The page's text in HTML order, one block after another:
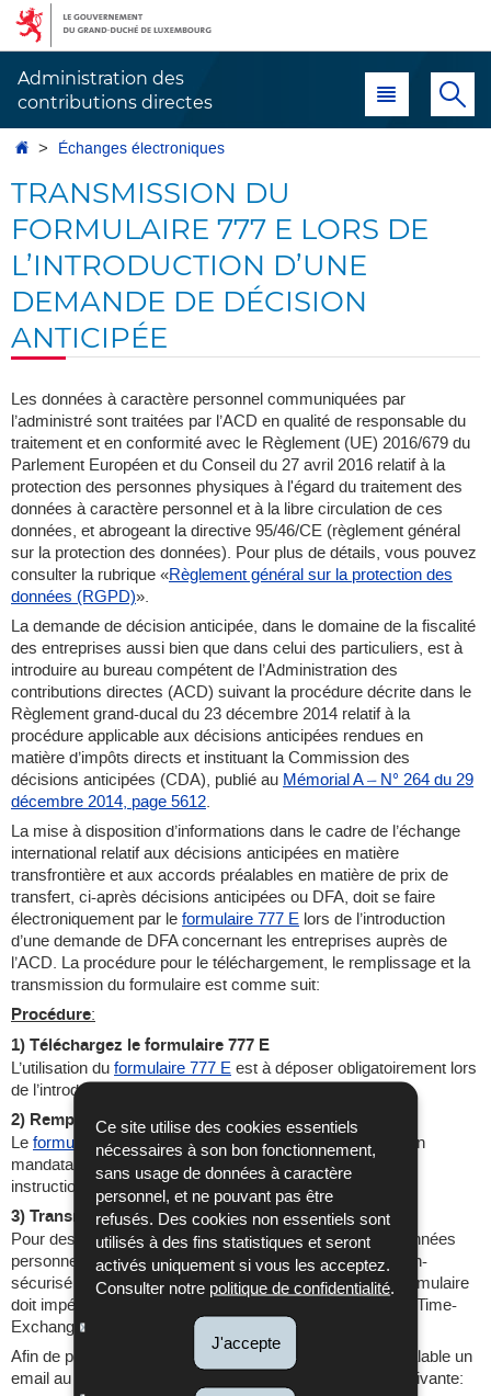
Ce site utilise des cookies essentiels
nécessaires à son bon fonctionnement,
sans usage de données à caractère
personnel, et ne pouvant pas être
refusés. Des cookies non essentiels sont
utilisés à des fins statistiques et seront
activés uniquement si vous les acceptez.
Consulter notre politique de confidentialité
J'accepte
Aller
navigation
Aller
au
Administration des
contributions directes
Menu principal
AccueilÉchanges électroniques
TRANSMISSION DU
FORMULAIRE 777 E LORS DE
L’INTRODUCTION D’UNE
DEMANDE DE DÉCISION
ANTICIPÉE
Les données à caractère personnel communiquées par
l’administré sont traitées par l’ACD en qualité de responsable du
traitement et en conformité avec le Règlement (UE) 2016/679 du
Parlement Européen et du Conseil du 27 avril 2016 relatif à la
protection des personnes physiques à l'égard du traitement des
données à caractère personnel et à la libre circulation de ces
données, et abrogeant la directive 95/46/CE (règlement général
sur la protection des données). Pour plus de détails, vous pouvez
consulter la rubrique «Règlement général sur la protection des
données (RGPD)».
La demande de décision anticipée, dans le domaine de la fiscalité
des entreprises aussi bien que dans celui des particuliers, est à
introduire au bureau compétent de l’Administration des
contributions directes (ACD) suivant la procédure décrite dans le
Règlement grand-ducal du 23 décembre 2014 relatif à la
procédure applicable aux décisions anticipées rendues en
matière d’impôts directs et instituant la Commission des
décisions anticipées (CDA), publié au Mémorial A – N° 264 du 29
décembre 2014, page 5612.
La mise à disposition d’informations dans le cadre de l’échange
international relatif aux décisions anticipées en matière
transfrontière et aux accords préalables en matière de prix de
transfert, ci-après décisions anticipées ou DFA, doit se faire
électroniquement par le formulaire 777 E lors de l’introduction
d’une demande de DFA concernant les entreprises auprès de
l’ACD. La procédure pour le téléchargement, le remplissage et la
transmission du formulaire est comme suit:
Procédure:
1) Téléchargez le formulaire 777 E
L’utilisation du formulaire 777 E est à déposer obligatoirement lors
de l’introduction d’une demande de DFA.
2) Remplissez le formulaire 777 E
Le formulaire 777 Eest à remplir par le demandeur ou son
mandataire en bonne et due forme, conformément aux
instructions qu’il contient.
3) Transmettez le formulaire moyennant l’outil OTX
Pour des raisons de secret fiscal et de protection des données
personnelles, l’envoi du formulaire 777 E par un canal non-
sécurisé (email, USB, etc.) est interdit. Le transfert du formulaire
doit impérativement se faire moyennant l’outil OTX (One-Time-
Exchange) qui représente un canal sécurisé.
Afin de pouvoir utiliser l’outil OTX, il faut adresser au préalable un
email au secrétariat de la CDA (SECCDA) à l’adresse suivante: